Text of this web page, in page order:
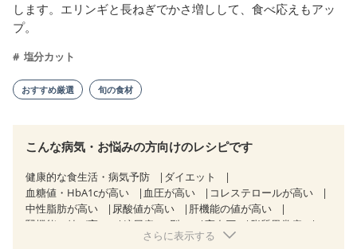
します。エリンギと長ねぎでかさ増しして、食べ応えもアッ
プ。
塩分カット
おすすめ厳選 旬の食材
こんな病気・お悩みの方向けのレシピです
健康的な食生活・病気予防
ダイエット
血糖値・HbA1cが高い
血圧が高い
コレステロールが高い
中性脂肪が高い
尿酸値が高い
肝機能の値が高い
腎機能の値が高い
糖尿病（2型） 高血圧
脂質異常症
狭心症 心筋梗塞
さらに表示する